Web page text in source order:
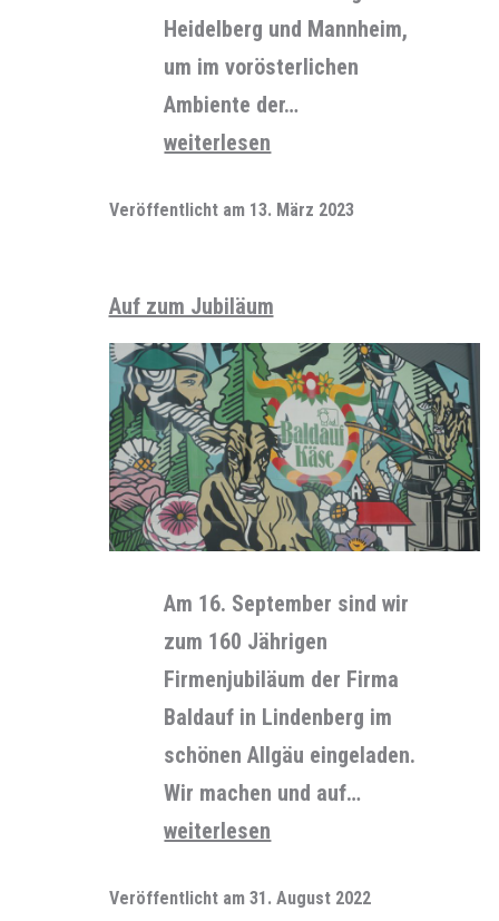
Heidelberg und Mannheim,
um im vorösterlichen
Ambiente der…
Mal
weiterlesen
Veröffentlicht am 13. März 2023
Auf zum Jubiläum
Am 16. September sind wir
zum 160 Jährigen
Firmenjubiläum der Firma
Baldauf in Lindenberg im
schönen Allgäu eingeladen.
Wir machen und auf…
Auf
Jubiläum
weiterlesen
Veröffentlicht am 31. August 2022